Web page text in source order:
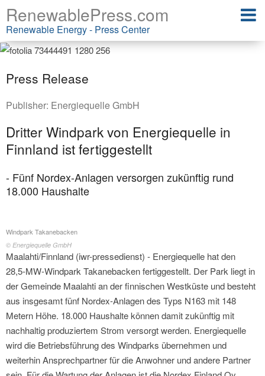
RenewablePress.com
Renewable Energy - Press Center
Press Release
Publisher: Energiequelle GmbH
Dritter Windpark von Energiequelle in
Finnland ist fertiggestellt
- Fünf Nordex-Anlagen versorgen zukünftig rund
18.000 Haushalte
Windpark Takanebacken
© Energiequelle GmbH
Maalahti/Finnland (iwr-pressedienst) - Energiequelle hat den
28,5-MW-Windpark Takanebacken fertiggestellt. Der Park liegt in
der Gemeinde Maalahti an der finnischen Westküste und besteht
aus insgesamt fünf Nordex-Anlagen des Typs N163 mit 148
Metern Höhe. 18.000 Haushalte können damit zukünftig mit
nachhaltig produziertem Strom versorgt werden. Energiequelle
wird die Betriebsführung des Windparks übernehmen und
weiterhin Ansprechpartner für die Anwohner und andere Partner